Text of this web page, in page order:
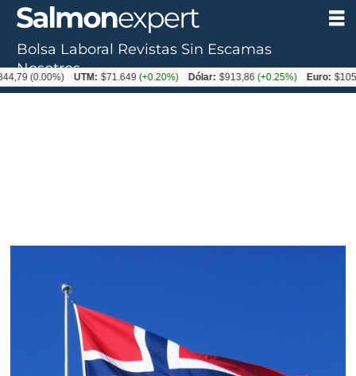
Bolsa Laboral Revistas Sin Escamas
Nosotros
UTM: $71.649(+0.20%) Dólar: $913,86(+0.25%) Euro: $1053,08 (-